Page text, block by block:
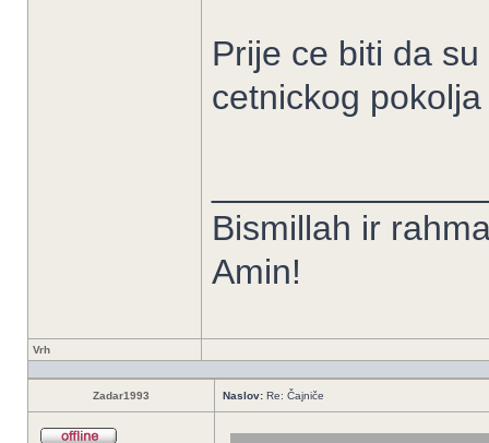
Prije ce biti da
cetnickog
Bismillah ir
Amin!
Vrh
Zadar1993 Naslov: Re: Čajniče